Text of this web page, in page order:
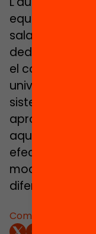
Comparteix:
equitatiu
salari. Això
dedicar el
el compromís
universitat
sistema de
aprofitament
aquesta
efectes
models
diferents